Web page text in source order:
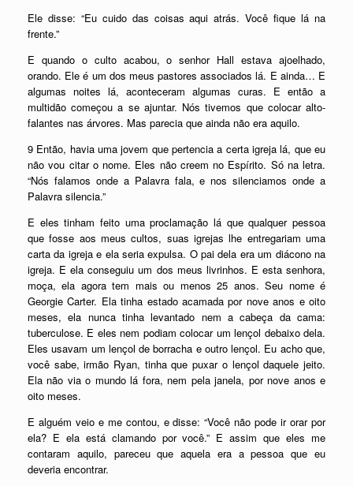
Ele disse: “Eu cuido das coisas aqui atrás. Você fique lá na
frente.”
E quando o culto acabou, o senhor Hall estava ajoelhado,
orando. Ele é um dos meus pastores associados lá. E ainda… E
algumas noites lá, aconteceram algumas curas. E então a
multidão começou a se ajuntar. Nós tivemos que colocar alto-
falantes nas árvores. Mas parecia que ainda não era aquilo.
9 Então, havia uma jovem que pertencia a certa igreja lá, que eu
não vou citar o nome. Eles não creem no Espírito. Só na letra.
“Nós falamos onde a Palavra fala, e nos silenciamos onde a
Palavra silencia.”
E eles tinham feito uma proclamação lá que qualquer pessoa
que fosse aos meus cultos, suas igrejas lhe entregariam uma
carta da igreja e ela seria expulsa. O pai dela era um diácono na
igreja. E ela conseguiu um dos meus livrinhos. E esta senhora,
moça, ela agora tem mais ou menos 25 anos. Seu nome é
Georgie Carter. Ela tinha estado acamada por nove anos e oito
meses, ela nunca tinha levantado nem a cabeça da cama:
tuberculose. E eles nem podiam colocar um lençol debaixo dela.
Eles usavam um lençol de borracha e outro lençol. Eu acho que,
você sabe, irmão Ryan, tinha que puxar o lençol daquele jeito.
Ela não via o mundo lá fora, nem pela janela, por nove anos e
oito meses.
E alguém veio e me contou, e disse: “Você não pode ir orar por
ela? E ela está clamando por você.” E assim que eles me
contaram aquilo, pareceu que aquela era a pessoa que eu
deveria encontrar.